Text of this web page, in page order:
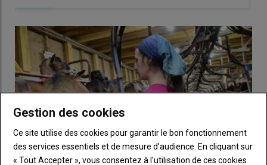
Gestion des cookies
Ce site utilise des cookies pour garantir le bon fonctionnement
des services essentiels et de mesure d’audience. En cliquant sur
« Tout Accepter », vous consentez à l’utilisation de ces cookies